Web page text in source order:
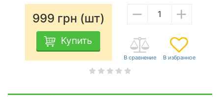
999 грн (шт)
Купить
− +